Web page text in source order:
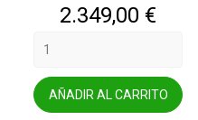
Precio
2.349,00 €
AÑADIR AL CARRITO